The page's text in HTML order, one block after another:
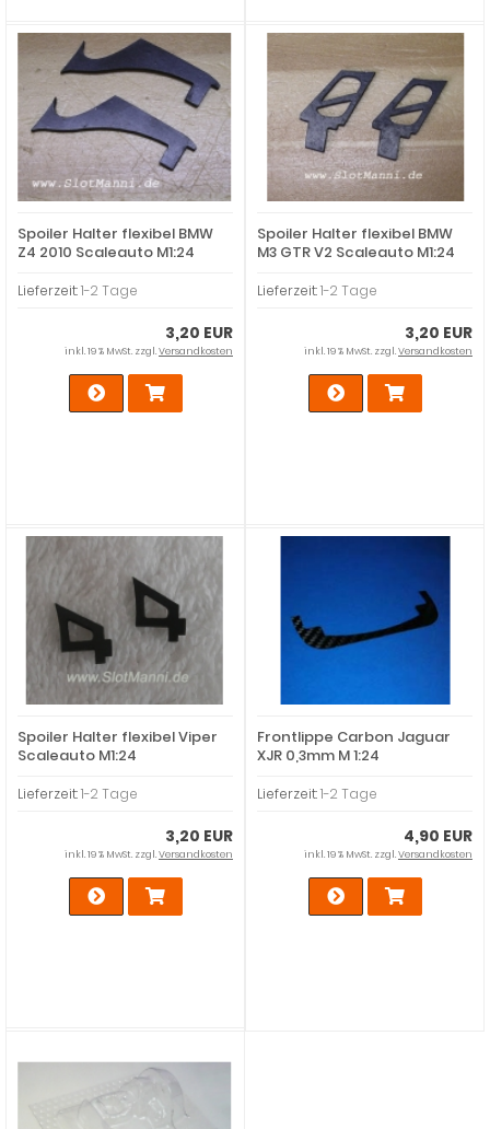
Spoiler Halter flexibel BMW
Z4 2010 Scaleauto M1:24
Lieferzeit:1-2 Tage
3,20 EUR
inkl. 19 % MwSt. zzgl.Versandkosten
Spoiler Halter flexibel BMW
M3 GTR V2 Scaleauto M1:24
Lieferzeit:1-2 Tage
3,20 EUR
inkl. 19 % MwSt. zzgl.Versandkosten
Spoiler Halter flexibel Viper
Scaleauto M1:24
Lieferzeit:1-2 Tage
3,20 EUR
inkl. 19 % MwSt. zzgl.Versandkosten
Frontlippe Carbon Jaguar
XJR 0,3mm M 1:24
Lieferzeit:1-2 Tage
4,90 EUR
inkl. 19 % MwSt. zzgl.Versandkosten